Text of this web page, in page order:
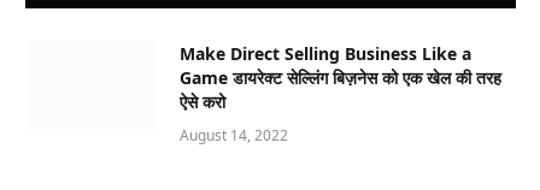
Make Direct Selling Business Like a
Game डायरेक्ट सेल्लिंग बिज़नेस को एक खेल की तरह
ऐसे करो
August 14, 2022